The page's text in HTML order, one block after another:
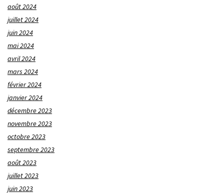
août 2024
juillet 2024
juin 2024
mai 2024
avril 2024
mars 2024
février 2024
janvier 2024
décembre 2023
novembre 2023
octobre 2023
septembre 2023
août 2023
juillet 2023
juin 2023